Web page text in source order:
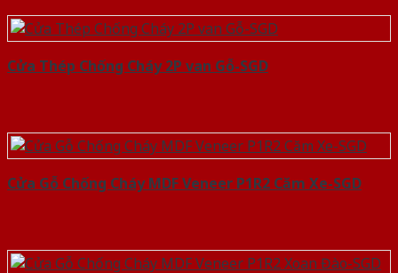
Cửa Thép Chống Cháy 2P van Gỗ-SGD
Cửa Gỗ Chống Cháy MDF Veneer P1R2 Căm Xe-SGD